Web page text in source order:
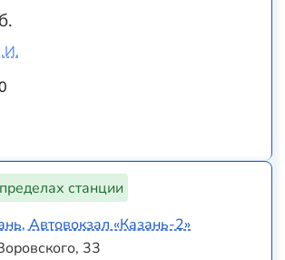
станции
Автовокзал «‎Казань-2»
33